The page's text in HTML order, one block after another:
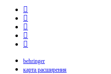
behringer
карта расширения